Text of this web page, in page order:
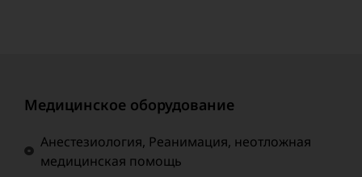
Медицинское оборудование
Анестезиология, Реанимация, неотложная
медицинская помощь